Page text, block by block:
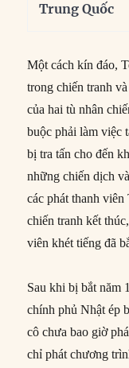
Trung Quốc
Một cách kín đáo,
trong chiến tranh
của hai tù nhân
buộc phải làm việc
bị tra tấn cho đến
những chiến dịch
các phát thanh
chiến tranh kết
viên khét tiếng đã
Sau khi bị bắt năm
chính phủ Nhật ép
cô chưa bao giờ
chỉ phát chương